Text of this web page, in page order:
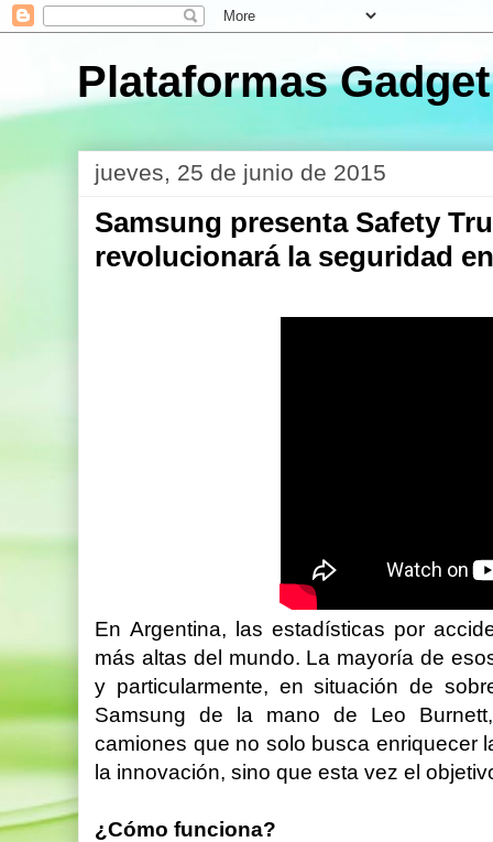
Plataformas Gadget
jueves, 25 de junio de 2015
Samsung presenta Safety
revolucionará la seguridad
En Argentina, las estadísticas por
más altas del mundo. La mayoría de
y particularmente, en situación de
Samsung de la mano de Leo
camiones que no solo busca enriquecer
la innovación, sino que esta vez el
¿Cómo funciona?